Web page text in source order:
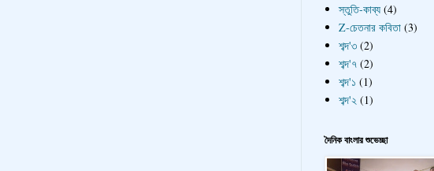
স্তুতি-কাব্য (4)
Z-চেতনার কবিতা (3)
শব্দ'৩ (2)
শব্দ'৭ (2)
শব্দ'১ (1)
শব্দ'২ (1)
দৈনিক বাংলার শুভেচ্ছা